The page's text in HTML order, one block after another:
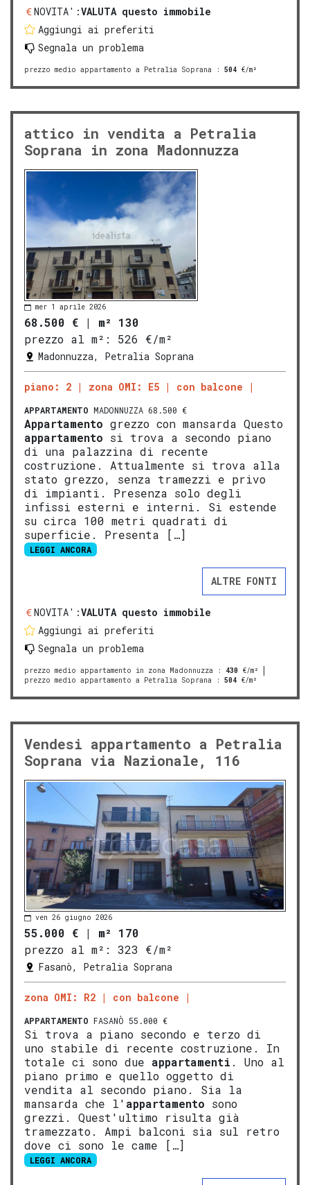
NOVITA':VALUTA questo immobile
Aggiungi ai preferiti
Segnala un problema
prezzo medio appartamento a Petralia Soprana : 504 €/m²
attico in vendita a Petralia
Soprana in zona Madonnuzza
mer 1 aprile 2026
68.500 € | m² 130
prezzo al m²:
526 €/m²
Madonnuzza, Petralia Soprana
piano: 2 zona OMI: E5 con balcone
APPARTAMENTO MADONNUZZA 68.500 €
Appartamento grezzo con mansarda Questo
appartamento si trova a secondo piano
di una palazzina di recente
costruzione. Attualmente si trova alla
stato grezzo, senza tramezzi e privo
di impianti. Presenza solo degli
infissi esterni e interni. Si estende
su circa 100 metri quadrati di
superficie. Presenta […]
LEGGI ANCORA
ALTRE FONTI
NOVITA':VALUTA questo immobile
Aggiungi ai preferiti
Segnala un problema
prezzo medio appartamento in zona Madonnuzza : 430 €/m²
prezzo medio appartamento a Petralia Soprana : 504 €/m²
Vendesi appartamento a Petralia
Soprana via Nazionale, 116
ven 26 giugno 2026
55.000 € | m² 170
prezzo al m²:
323 €/m²
Fasanò, Petralia Soprana
zona OMI: R2 con balcone
APPARTAMENTO FASANÒ 55.000 €
Si trova a piano secondo e terzo di
uno stabile di recente costruzione. In
totale ci sono due appartamenti . Uno al
piano primo e quello oggetto di
vendita al secondo piano. Sia la
mansarda che l' appartamento sono
grezzi. Quest'ultimo risulta già
tramezzato. Ampi balconi sia sul retro
dove ci sono le came […]
LEGGI ANCORA